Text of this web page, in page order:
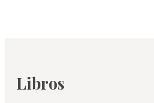
Libros